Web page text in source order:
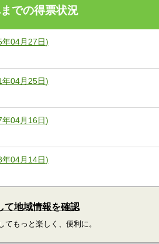
での得票状況
04月27日)
04月25日)
04月16日)
04月14日)
て地域情報を確認
てもっと楽しく、便利に。